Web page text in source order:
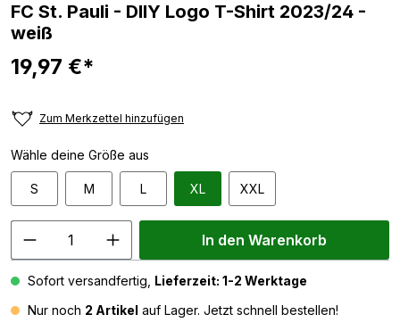
FC St. Pauli - DIIY Logo T-Shirt 2023/24 -
weiß
19,97 €*
Zum Merkzettel hinzufügen
Wähle deine Größe aus
S M L XL XXL
In den Warenkorb
Sofort versandfertig, Lieferzeit: 1-2 Werktage
Nur noch 2 Artikel auf Lager. Jetzt schnell bestellen!